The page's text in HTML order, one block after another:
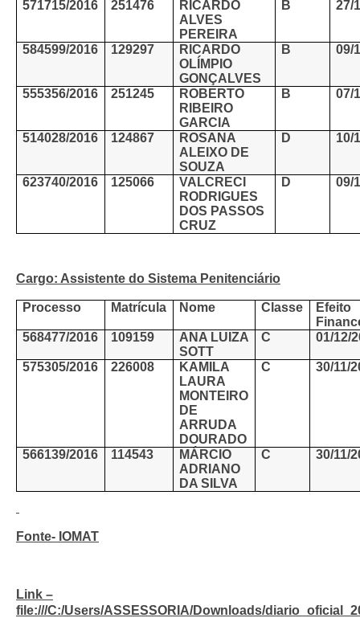
571715/2016 251476
RICARDO
ALVES
PEREIRA
B 27/
584599/2016 129297
RICARDO
OLÍMPIO
GONÇALVES
B 09/
555356/2016 251245
ROBERTO
RIBEIRO
GARCIA
B 07/
514028/2016 124867
ROSANA
ALEIXO DE
SOUZA
D 10/
623740/2016 125066
VALCRECI
RODRIGUES
DOS PASSOS
CRUZ
D 09/
Cargo: Assistente do Sistema Penitenciário
Processo Matrícula Nome Classe
Efeito
568477/2016
109159
ANA LUIZA
SOTT
C 01/12/
575305/2016 226008
KAMILA
LAURA
MONTEIRO
DE
ARRUDA
DOURADO
C 30/11/
566139/2016 114543
MÁRCIO
ADRIANO
DA SILVA
C 30/11/
Fonte- IOMAT
Link –
file:///C:/Users/ASSESSORIA/Downloads/